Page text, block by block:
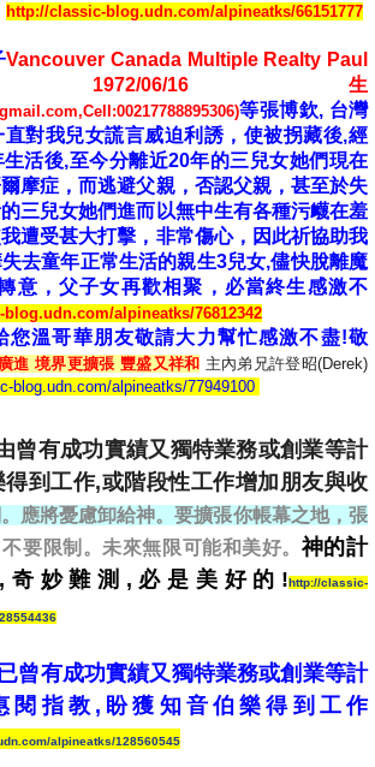
http://classic-blog.udn.com/alpineatks/66151777
Vancouver Canada Multiple Realty Paul
1972/06/16生
)等張博欽, 台灣
對我兒女謊言威迫利誘，使被拐藏後,經
活後,至今分離近20年的三兒女她們現在
摩症，而逃避父親，否認父親，甚至於失
三兒女她們進而以無中生有各種污衊在羞
遭受甚大打擊，非常傷心，因此祈協助我
去童年正常生活的親生3兒女,儘快脫離魔
意，父子女再歡相聚，必當終生感激不
alpineatks/76812342
您溫哥華朋友敬請大力幫忙感激不盡!敬
進 境界更擴張 豐盛又祥和 主內弟兄許登昭(Derek)
blog.udn.com/alpineatks/77949100
曾有成功實績又獨特業務或創業等計
到工作,或階段性工作增加朋友與收
應將憂慮卸給神。要擴張你帳幕之地，張
要限制。未來無限可能和美好。 神的計
妙難測,必是美好的!http://classic-
曾有成功實績又獨特業務或創業等計
閱指教,盼獲知音伯樂得到工作
alpineatks/128560545